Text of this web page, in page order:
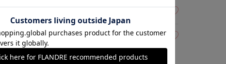
ピンク
11(11号) 在庫あり